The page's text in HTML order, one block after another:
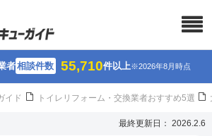
者相談件数 55,710件以上※2026年8月時点
イド トイレリフォーム・交換業者おすすめ5選
最終更新日： 2026.2.6